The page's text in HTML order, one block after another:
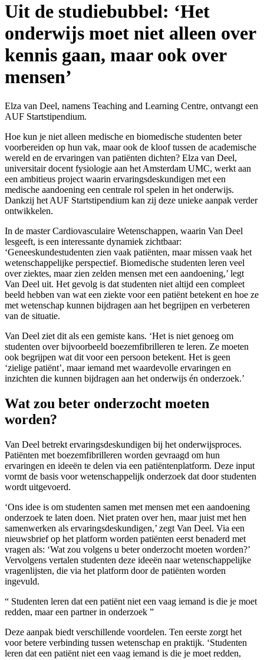
Uit de studiebubbel: ‘Het
onderwijs moet niet alleen over
kennis gaan, maar ook over
mensen’
Elza van Deel, namens Teaching and Learning Centre, ontvangt een
AUF Startstipendium.
Hoe kun je niet alleen medische en biomedische studenten beter
voorbereiden op hun vak, maar ook de kloof tussen de academische
wereld en de ervaringen van patiënten dichten? Elza van Deel,
universitair docent fysiologie aan het Amsterdam UMC, werkt aan
een ambitieus project waarin ervaringsdeskundigen met een
medische aandoening een centrale rol spelen in het onderwijs.
Dankzij het AUF Startstipendium kan zij deze unieke aanpak verder
ontwikkelen.
In de master Cardiovasculaire Wetenschappen, waarin Van Deel
lesgeeft, is een interessante dynamiek zichtbaar:
‘Geneeskundestudenten zien vaak patiënten, maar missen vaak het
wetenschappelijke perspectief. Biomedische studenten leren veel
over ziektes, maar zien zelden mensen met een aandoening,’ legt
Van Deel uit. Het gevolg is dat studenten niet altijd een compleet
beeld hebben van wat een ziekte voor een patiënt betekent en hoe ze
met wetenschap kunnen bijdragen aan het begrijpen en verbeteren
van de situatie.
Van Deel ziet dit als een gemiste kans. ‘Het is niet genoeg om
studenten over bijvoorbeeld boezemfibrilleren te leren. Ze moeten
ook begrijpen wat dit voor een persoon betekent. Het is geen
‘zielige patiënt’, maar iemand met waardevolle ervaringen en
inzichten die kunnen bijdragen aan het onderwijs én onderzoek.’
Wat zou beter onderzocht moeten
worden?
Van Deel betrekt ervaringsdeskundigen bij het onderwijsproces.
Patiënten met boezemfibrilleren worden gevraagd om hun
ervaringen en ideeën te delen via een patiëntenplatform. Deze input
vormt de basis voor wetenschappelijk onderzoek dat door studenten
wordt uitgevoerd.
‘Ons idee is om studenten samen met mensen met een aandoening
onderzoek te laten doen. Niet praten over hen, maar juist met hen
samenwerken als ervaringsdeskundigen,’ zegt Van Deel. Via een
nieuwsbrief op het platform worden patiënten eerst benaderd met
vragen als: ‘Wat zou volgens u beter onderzocht moeten worden?’
Vervolgens vertalen studenten deze ideeën naar wetenschappelijke
vragenlijsten, die via het platform door de patiënten worden
ingevuld.
Studenten leren dat een patiënt niet een vaag iemand is die je moet
redden, maar een partner in onderzoek
Deze aanpak biedt verschillende voordelen. Ten eerste zorgt het
voor betere verbinding tussen wetenschap en praktijk. ‘Studenten
leren dat een patiënt niet een vaag iemand is die je moet redden,